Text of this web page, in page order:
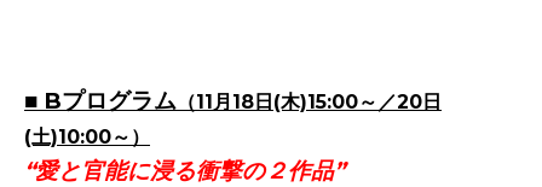
■ Bプログラム （11月18日(木)15:00～／20日
(土)10:00～）
“愛と官能に浸る衝撃の２作品”